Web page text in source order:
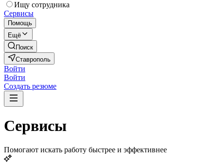
Ищу сотрудника
Сервисы
Помощь
Ещё
Поиск
Ставрополь
Войти
Войти
Создать резюме
Сервисы
Помогают искать работу быстрее и эффективнее